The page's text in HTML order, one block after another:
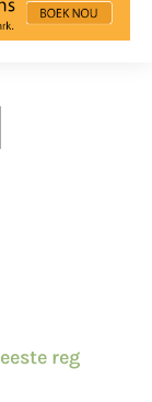
reg